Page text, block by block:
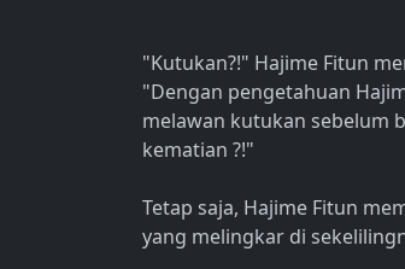
"Kutukan?!" Hajime Fitun
"Dengan pengetahuan
melawan kutukan sebelum
kematian ?!"
Tetap saja, Hajime Fitun
yang melingkar di